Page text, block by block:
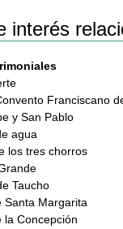
interés
Franciscano
y San Pablo
agua
los tres chorros
Taucho
Santa Margarita
la Concepción